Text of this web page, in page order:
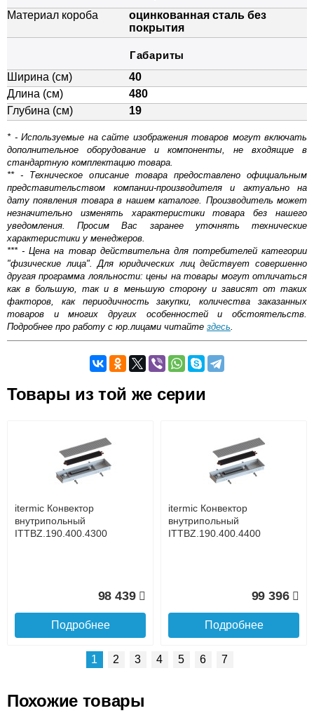
Материал короба
оцинкованная сталь без
покрытия
Габариты
Ширина (см)
40
Длина (см)
480
Глубина (см)
19
* - Используемые на сайте изображения товаров могут включать
дополнительное оборудование и компоненты, не входящие в
стандартную комплектацию товара.
** - Техническое описание товара предоставлено официальным
представительством компании-производителя и актуально на
дату появления товара в нашем каталоге. Производитель может
незначительно изменять характеристики товара без нашего
уведомления. Просим Вас заранее уточнять технические
характеристики у менеджеров.
*** - Цена на товар действительна для потребителей категории
"физические лица". Для юридических лиц действует совершенно
другая программа лояльности: цены на товары могут отличаться
как в большую, так и в меньшую сторону и зависят от таких
факторов, как периодичность закупки, количества заказанных
товаров и многих других особенностей и обстоятельств.
Подробнее про работу с юр.лицами читайте здесь.
Оставьте отзыв
Наличный расчёт
Банковской картой на сайте в режиме реального
времени
Банковской картой при получении товара как при
Интернет-деньгами (Yandex-деньги, Web-money,
Qiwi-кошельки и другие).
Безналичный расчёт (возможно и с НДС)
Товары из той же серии
itermic Конвектор
внутрипольный
ITTBZ.190.400.4300
98 439
Подробнее
itermic Конвектор
внутрипольный
ITTBZ.190.400.4400
99 396
Подробнее
1 2 3 4 5 6 7
Похожие товары